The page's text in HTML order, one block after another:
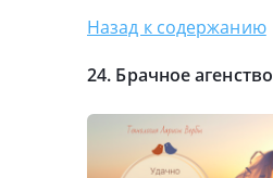
Назад к содержанию
24. Брачное агенство